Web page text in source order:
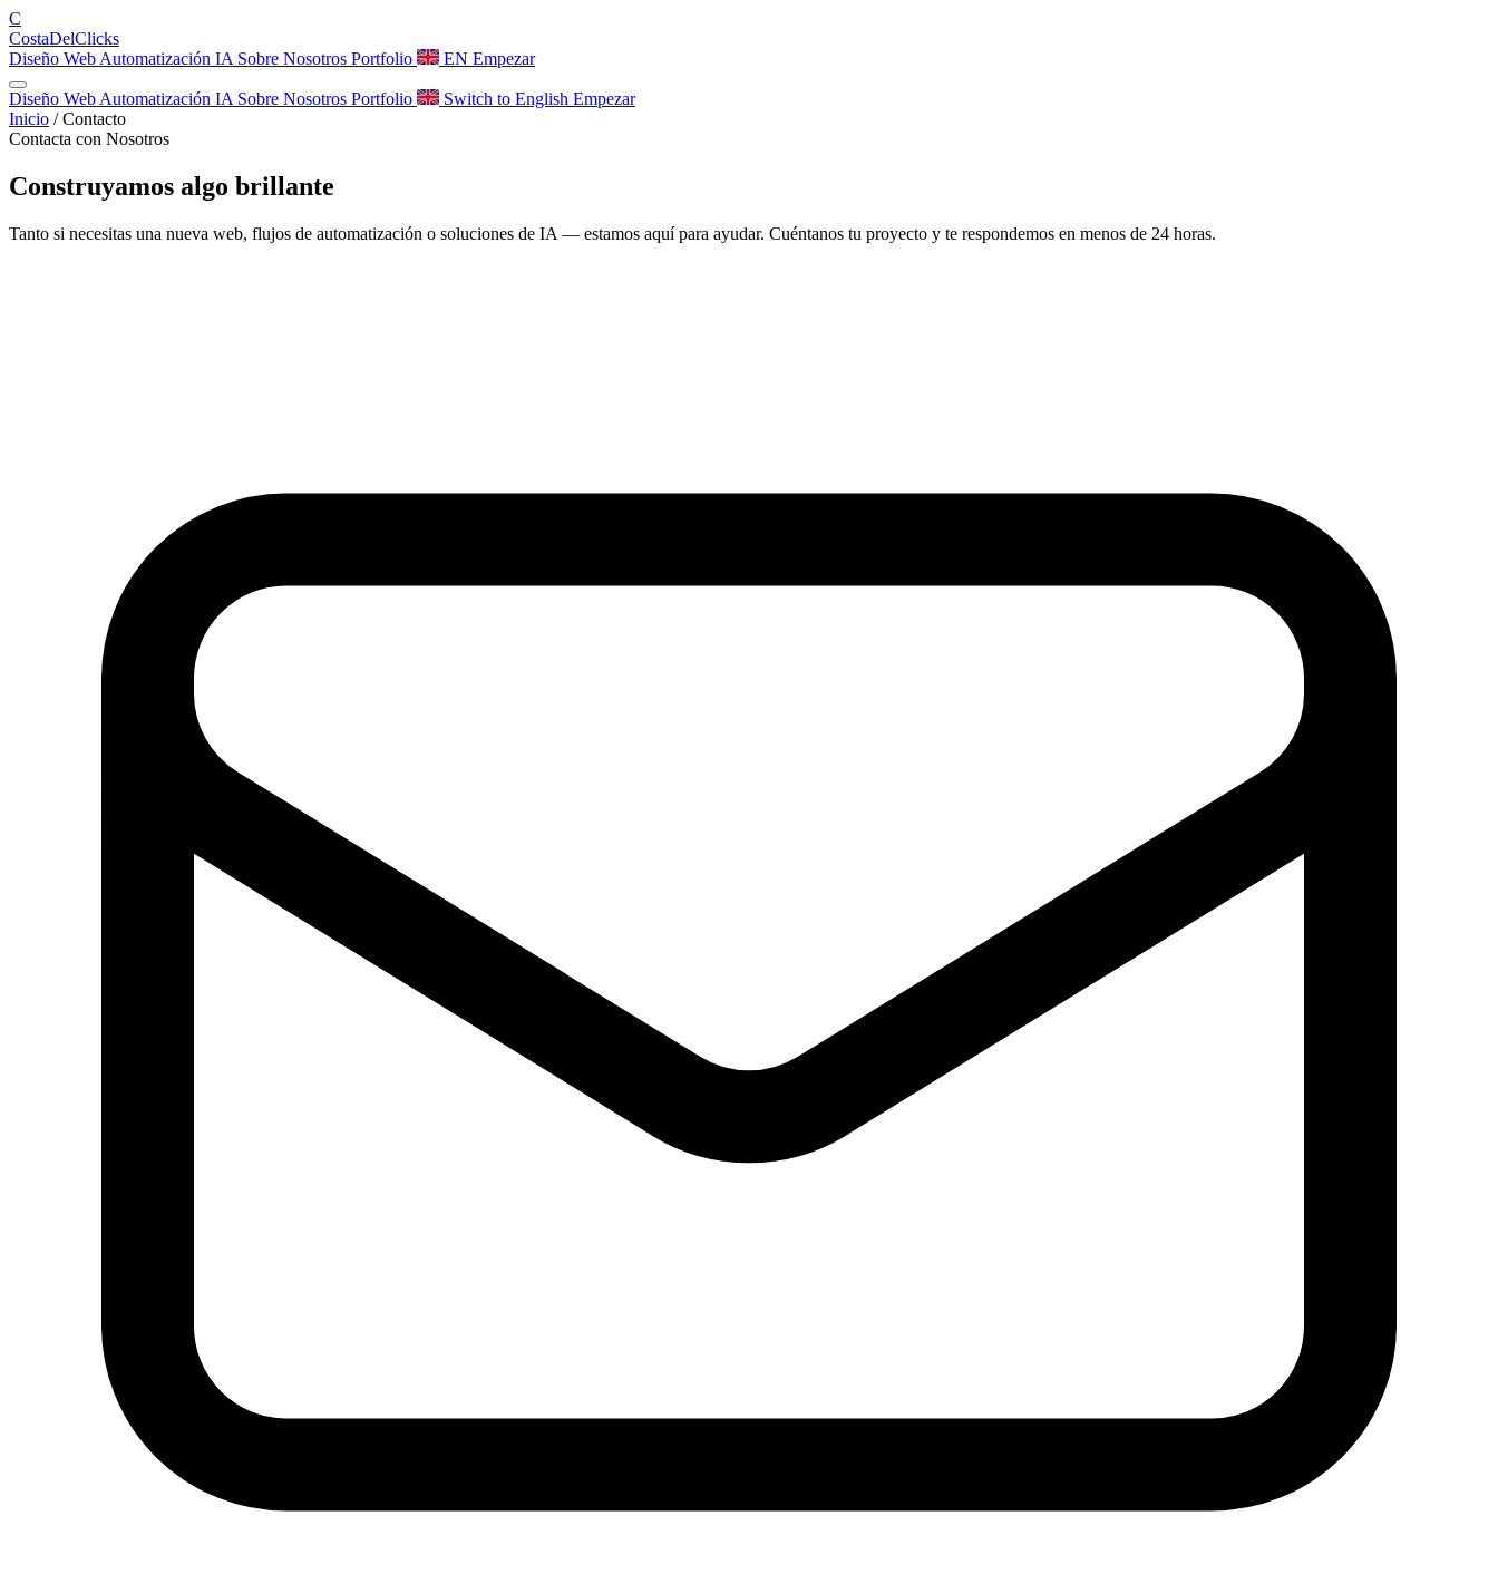
C
CostaDelClicks
Diseño Web Automatización IA Sobre Nosotros Portfolio EN Empezar
Diseño Web Automatización IA Sobre Nosotros Portfolio Switch to English Empezar
Inicio / Contacto
Contacta con Nosotros
Construyamos algo brillante
Tanto si necesitas una nueva web, flujos de automatización o soluciones de IA — estamos aquí para ayudar. Cuéntanos tu proyecto y te respondemos en menos de 24 horas.